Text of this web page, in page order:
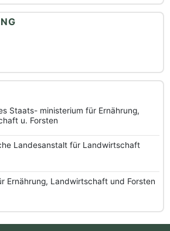
Staats- ministerium für Ernährung,
u. Forsten
Landesanstaltfür Landwirtschaft
Ernährung, Landwirtschaft und Forsten